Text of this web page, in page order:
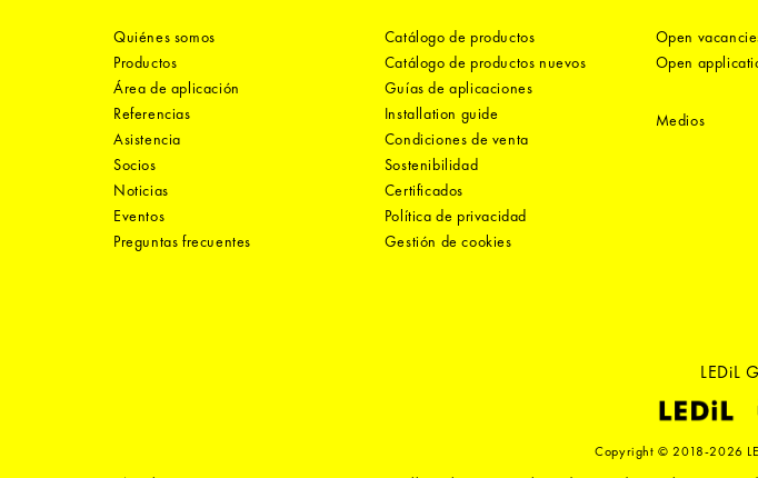
Quiénes somos
Productos
Área de aplicación
Referencias
Asistencia
Socios
Noticias
Eventos
Preguntas frecuentes
Catálogo de productos
Catálogo de productos nuevos
Guías de aplicaciones
Installation guide
Condiciones de venta
Sostenibilidad
Certificados
Política de privacidad
Gestión de cookies
Open
Open
Medios
LEDiL
Copyright © 2018-2026